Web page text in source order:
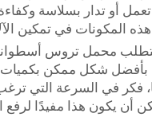
المكونات في تمكين
بأفضل شكل ممكن
فكر في السرعة التي
أن يكون هذا مفيدًا